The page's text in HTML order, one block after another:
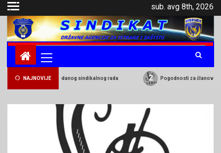
sub. avg 8th, 2026
NAJNOVIJE
plaća – rezultat predanog sindikalnog rada Pogodnosti za članove
Isplaćena razlika plaća – rezultat
predanog sindikalnog rada
Pogodnosti